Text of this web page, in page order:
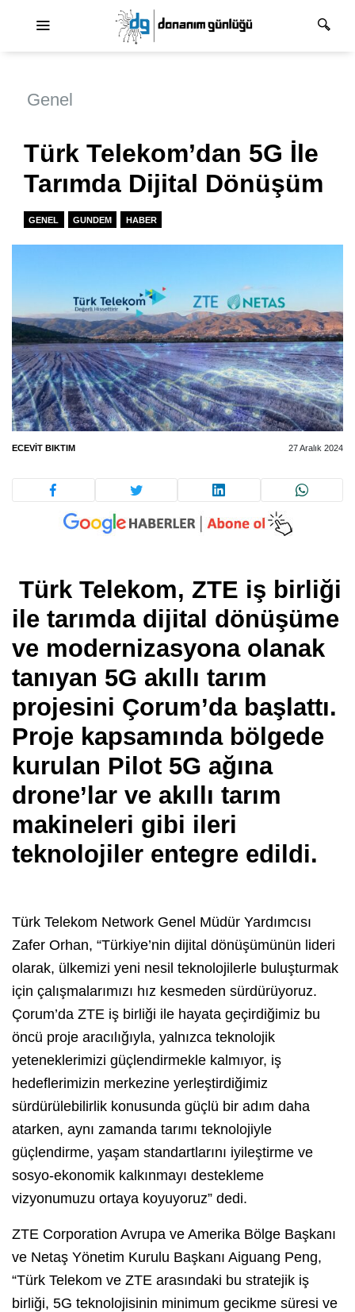
Genel
Türk Telekom’dan 5G İle
Tarımda Dijital Dönüşüm
GENEL GUNDEM HABER
ECEVIT BIKTIM 27 Aralık 2024
Türk Telekom, ZTE iş birliği
ile tarımda dijital dönüşüme
ve modernizasyona olanak
tanıyan 5G akıllı tarım
projesini Çorum’da başlattı.
Proje kapsamında bölgede
kurulan Pilot 5G ağına
drone’lar ve akıllı tarım
makineleri gibi ileri
teknolojiler entegre edildi.
Türk Telekom Network Genel Müdür Yardımcısı
Zafer Orhan, “Türkiye’nin dijital dönüşümünün lideri
olarak, ülkemizi yeni nesil teknolojilerle buluşturmak
için çalışmalarımızı hız kesmeden sürdürüyoruz.
Çorum’da ZTE iş birliği ile hayata geçirdiğimiz bu
öncü proje aracılığıyla, yalnızca teknolojik
yeteneklerimizi güçlendirmekle kalmıyor, iş
hedeflerimizin merkezine yerleştirdiğimiz
sürdürülebilirlik konusunda güçlü bir adım daha
atarken, aynı zamanda tarımı teknolojiyle
güçlendirme, yaşam standartlarını iyileştirme ve
sosyo-ekonomik kalkınmayı destekleme
vizyonumuzu ortaya koyuyoruz” dedi.
ZTE Corporation Avrupa ve Amerika Bölge Başkanı
ve Netaş Yönetim Kurulu Başkanı Aiguang Peng,
“Türk Telekom ve ZTE arasındaki bu stratejik iş
birliği, 5G teknolojisinin minimum gecikme süresi ve